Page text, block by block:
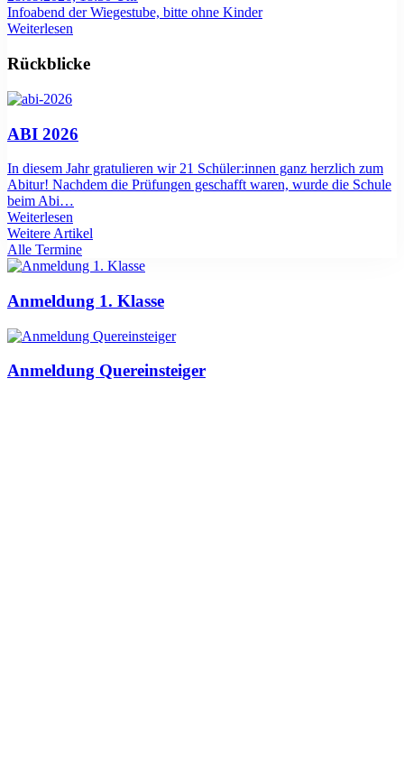
Infoabend der Wiegestube, bitte ohne Kinder
Weiterlesen
Rückblicke
ABI 2026
In diesem Jahr gratulieren wir 21 Schüler:innen ganz herzlich zum
Abitur! Nachdem die Prüfungen geschafft waren, wurde die Schule
beim Abi…
Weiterlesen
Weitere Artikel
Alle Termine
Anmeldung 1. Klasse
Anmeldung Quereinsteiger